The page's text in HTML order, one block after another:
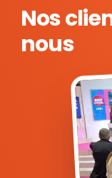
Nos
nous